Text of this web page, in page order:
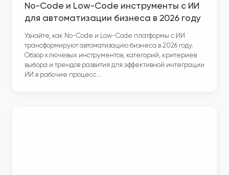
No-Code и Low-Code инструменты с ИИ
для автоматизации бизнеса в 2026 году
Узнайте, как No-Code и Low-Code платформы с ИИ
трансформируют автоматизацию бизнеса в 2026 году.
Обзор ключевых инструментов, категорий, критериев
выбора и трендов развития для эффективной интеграции
ИИ в рабочие процесс…